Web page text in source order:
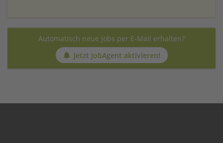
Automatisch neue Jobs per E-Mail erhalten?
Jetzt JobAgent aktivieren!